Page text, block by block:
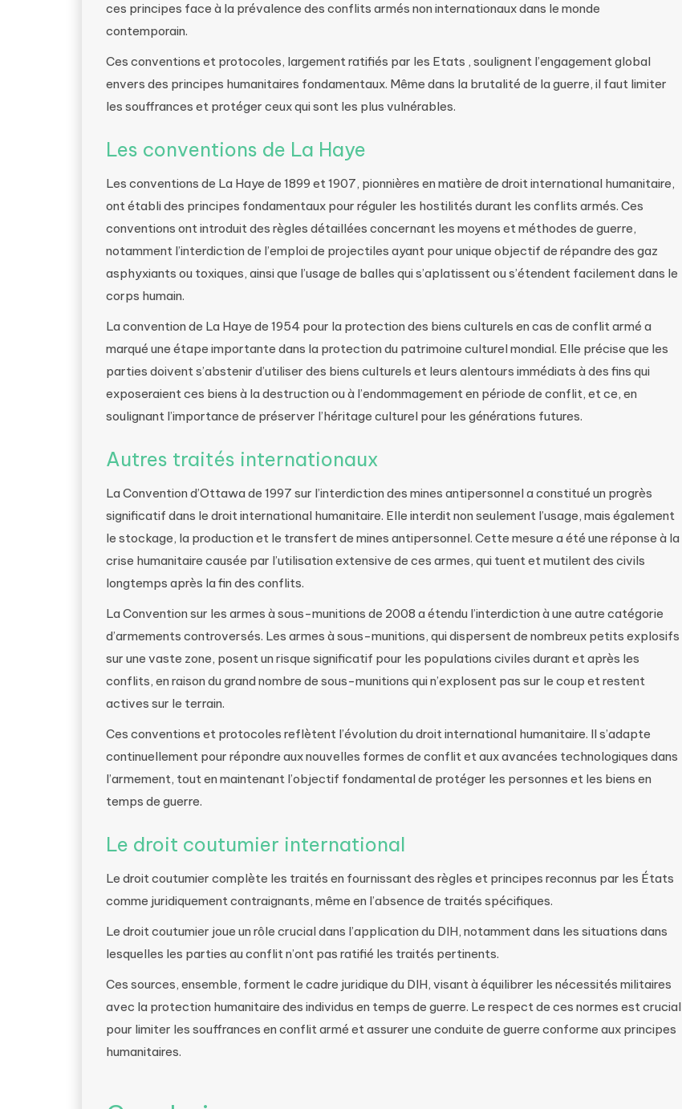
ces principes face à la prévalence des conflits armés non internationaux dans le monde
contemporain.
Ces conventions et protocoles, largement ratifiés par les Etats , soulignent l’engagement global
envers des principes humanitaires fondamentaux. Même dans la brutalité de la guerre, il faut limiter
les souffrances et protéger ceux qui sont les plus vulnérables.
Les conventions de La Haye
Les conventions de La Haye de 1899 et 1907, pionnières en matière de droit international humanitaire,
ont établi des principes fondamentaux pour réguler les hostilités durant les conflits armés. Ces
conventions ont introduit des règles détaillées concernant les moyens et méthodes de guerre,
notamment l’interdiction de l’emploi de projectiles ayant pour unique objectif de répandre des gaz
asphyxiants ou toxiques, ainsi que l’usage de balles qui s’aplatissent ou s’étendent facilement dans le
corps humain.
La convention de La Haye de 1954 pour la protection des biens culturels en cas de conflit armé a
marqué une étape importante dans la protection du patrimoine culturel mondial. Elle précise que les
parties doivent s’abstenir d’utiliser des biens culturels et leurs alentours immédiats à des fins qui
exposeraient ces biens à la destruction ou à l’endommagement en période de conflit, et ce, en
soulignant l’importance de préserver l’héritage culturel pour les générations futures.
Autres traités internationaux
La Convention d’Ottawa de 1997 sur l’interdiction des mines antipersonnel a constitué un progrès
significatif dans le droit international humanitaire. Elle interdit non seulement l’usage, mais également
le stockage, la production et le transfert de mines antipersonnel. Cette mesure a été une réponse à la
crise humanitaire causée par l’utilisation extensive de ces armes, qui tuent et mutilent des civils
longtemps après la fin des conflits.
La Convention sur les armes à sous-munitions de 2008 a étendu l’interdiction à une autre catégorie
d’armements controversés. Les armes à sous-munitions, qui dispersent de nombreux petits explosifs
sur une vaste zone, posent un risque significatif pour les populations civiles durant et après les
conflits, en raison du grand nombre de sous-munitions qui n’explosent pas sur le coup et restent
actives sur le terrain.
Ces conventions et protocoles reflètent l’évolution du droit international humanitaire. Il s’adapte
continuellement pour répondre aux nouvelles formes de conflit et aux avancées technologiques dans
l’armement, tout en maintenant l’objectif fondamental de protéger les personnes et les biens en
temps de guerre.
Le droit coutumier international
Le droit coutumier complète les traités en fournissant des règles et principes reconnus par les États
comme juridiquement contraignants, même en l’absence de traités spécifiques.
Le droit coutumier joue un rôle crucial dans l’application du DIH, notamment dans les situations dans
lesquelles les parties au conflit n’ont pas ratifié les traités pertinents.
Ces sources, ensemble, forment le cadre juridique du DIH, visant à équilibrer les nécessités militaires
avec la protection humanitaire des individus en temps de guerre. Le respect de ces normes est crucial
pour limiter les souffrances en conflit armé et assurer une conduite de guerre conforme aux principes
humanitaires.